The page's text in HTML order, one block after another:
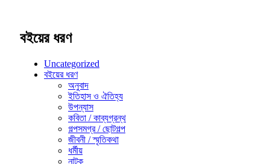
বইয়ের ধরণ
Uncategorized
বইয়ের ধরণ
অনুবাদ
ইতিহাস ও ঐতিহ্য
উপন্যাস
কবিতা / কাব্যগ্রন্থ
গল্পসমগ্র / ছোটগল্প
জীবনী / স্মৃতিকথা
ধর্মীয়
নাটক